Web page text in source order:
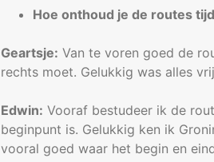
Hoe onthoud je de routes
Geartsje: Van te voren goed de
rechts moet. Gelukkig was alles
Edwin: Vooraf bestudeer ik de
beginpunt is. Gelukkig ken ik
vooral goed waar het begin en